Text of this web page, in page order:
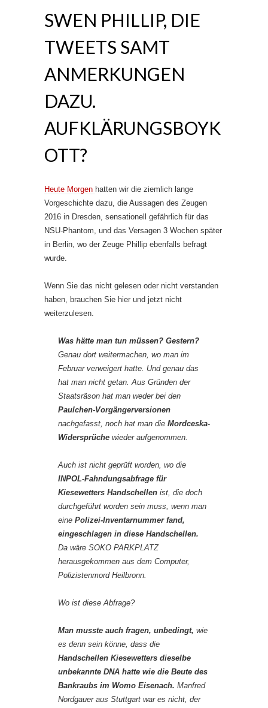
SWEN PHILLIP, DIE
TWEETS SAMT
ANMERKUNGEN
DAZU.
AUFKLÄRUNGSBOYK
OTT?
Heute Morgen hatten wir die ziemlich lange
Vorgeschichte dazu, die Aussagen des Zeugen
2016 in Dresden, sensationell gefährlich für das
NSU-Phantom, und das Versagen 3 Wochen später
in Berlin, wo der Zeuge Phillip ebenfalls befragt
wurde.
Wenn Sie das nicht gelesen oder nicht verstanden
haben, brauchen Sie hier und jetzt nicht
weiterzulesen.
Was hätte man tun müssen? Gestern?
Genau dort weitermachen, wo man im
Februar verweigert hatte. Und genau das
hat man nicht getan. Aus Gründen der
Staatsräson hat man weder bei den
Paulchen-Vorgängerversionen
nachgefasst, noch hat man die Mordceska-
Widersprüche wieder aufgenommen.
Auch ist nicht geprüft worden, wo die
INPOL-Fahndungsabfrage für
Kiesewetters Handschellen ist, die doch
durchgeführt worden sein muss, wenn man
eine Polizei-Inventarnummer fand,
eingeschlagen in diese Handschellen.
Da wäre SOKO PARKPLATZ
herausgekommen aus dem Computer,
Polizistenmord Heilbronn.
Wo ist diese Abfrage?
Man musste auch fragen, unbedingt, wie
es denn sein könne, dass die
Handschellen Kiesewetters dieselbe
unbekannte DNA hatte wie die Beute des
Bankraubs im Womo Eisenach. Manfred
Nordgauer aus Stuttgart war es nicht, der